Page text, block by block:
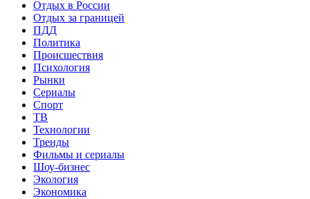
Отдых в России
Отдых за границей
ПДД
Политика
Происшествия
Психология
Рынки
Сериалы
Спорт
ТВ
Технологии
Тренды
Фильмы и сериалы
Шоу-бизнес
Экология
Экономика